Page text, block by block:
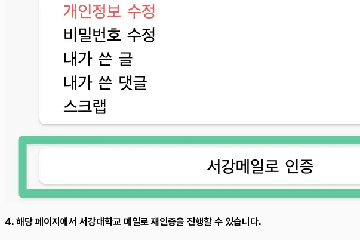
4. 해당 페이지에서 서강대학교 메일로 재인증을 진행할 수 있습니다.